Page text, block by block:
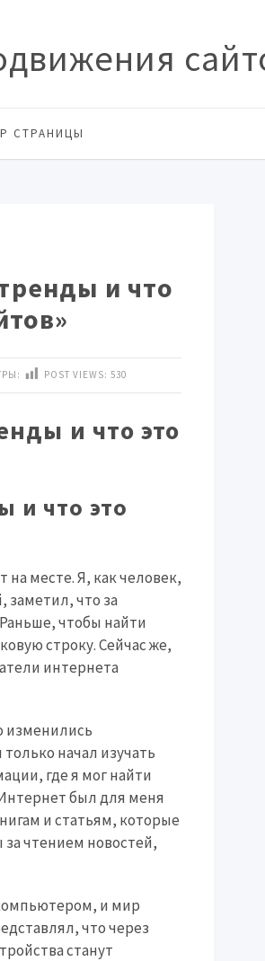
СТРАНИЦЫ
и что
POST VIEWS: 530
и что это
и что это
месте. Я, как человек,
заметил, что за
чтобы найти
строку. Сейчас же,
интернета
изменились
начал изучать
где я мог найти
был для меня
и статьям, которые
чтением новостей,
и мир
что через
станут